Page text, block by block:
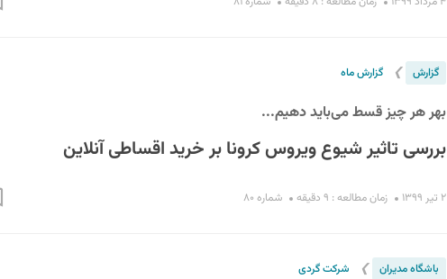
گزارش ❯ گزارش ماه
بهر هر چیز قسط می‌باید دهیم...
بررسی تاثیر شیوع ویروس کرونا بر خرید اقساطی آنلاین
۲ تیر ۱۳۹۹ زمان مطالعه : ۹ دقیقه شماره ۸۰
باشگاه مدیران ❯ شرکت گردی